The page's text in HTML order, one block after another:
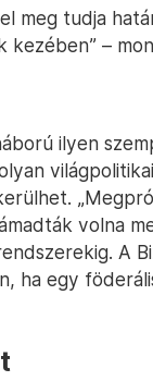
meg tudja
kezében” –
ilyen
világpolitikai
volna
A
ha egy